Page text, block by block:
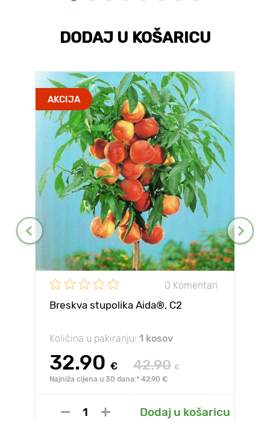
DODAJ U KOŠARICU
AKCIJA
0 Komentari
Breskva stupolika Aida®, C2
Količina u pakiranju: 1 kosov
32.90 € 42.90 €
Najniža cijena u 30 dana:* 42.90 €
Dodaj u košaricu